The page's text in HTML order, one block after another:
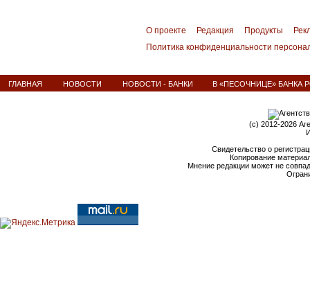
О проекте Редакция Продукты
Политика конфиденциальности
ГЛАВНАЯ НОВОСТИ НОВОСТИ - БАНКИ В «ПЕСОЧНИЦЕ» БАНКА
(c) 2012-2026
Свидетельство о
Копирование
Мнение редакции может не